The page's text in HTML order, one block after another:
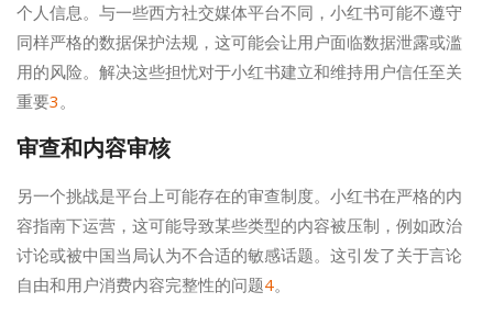
个人信息。与一些西方社交媒体平台不同，小红书可能不遵守
同样严格的数据保护法规，这可能会让用户面临数据泄露或滥
用的风险。解决这些担忧对于小红书建立和维持用户信任至关
重要3 。
审查和内容审核
另一个挑战是平台上可能存在的审查制度。小红书在严格的内
容指南下运营，这可能导致某些类型的内容被压制，例如政治
讨论或被中国当局认为不合适的敏感话题。这引发了关于言论
自由和用户消费内容完整性的问题4。